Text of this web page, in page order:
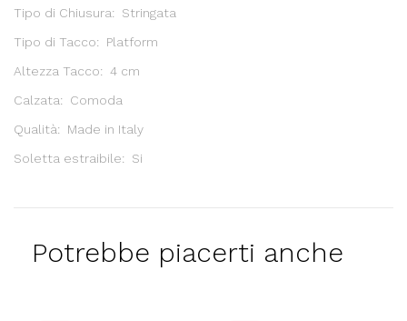
Tipo di Chiusura: Stringata
Tipo di Tacco: Platform
Altezza Tacco: 4 cm
Calzata: Comoda
Qualità: Made in Italy
Soletta estraibile: Si
Potrebbe piacerti anche